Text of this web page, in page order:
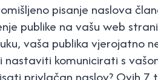
pisanje naslova
publike na vašu web
vaša publika vjerojatno
nastaviti komunicirati s